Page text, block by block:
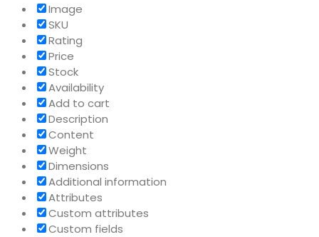
Image
SKU
Rating
Price
Stock
Availability
Add to cart
Description
Content
Weight
Dimensions
Additional information
Attributes
Custom attributes
Custom fields